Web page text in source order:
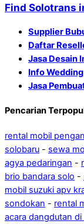
Find Solotrans
Supplier
Daftar
Jasa Desain
Info
Jasa
Pencarian
rental mobil
solobaru - sewa
agya pedaringan -
brio bandara solo -
mobil suzuki apv
sondokan - rental
acara dangdutan